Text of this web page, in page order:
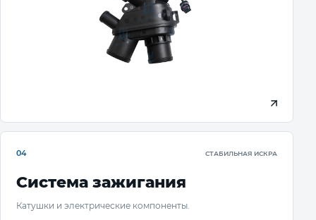
04 СТАБИЛЬНАЯ ИСКРА
Система зажигания
Катушки и электрические компоненты.